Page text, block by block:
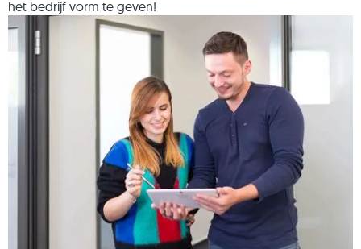
het bedrijf vorm te geven!